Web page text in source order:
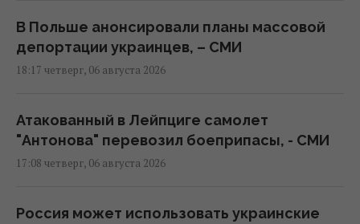
В Польше анонсировали планы массовой
депортации украинцев, – СМИ
18:17 четверг, 06 августа 2026
Атакованный в Лейпциге самолет
"Антонова" перевозил боеприпасы, - СМИ
17:08 четверг, 06 августа 2026
Россия может использовать украинские